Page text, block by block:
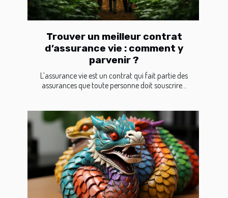
Trouver un meilleur contrat
d’assurance vie : comment y
parvenir ?
L’assurance vie est un contrat qui fait partie des
assurances que toute personne doit souscrire...